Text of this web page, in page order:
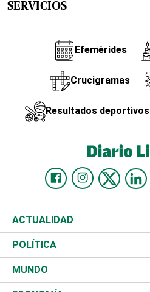
SERVICIOS
Efemérides
Crucigramas
Resultados deportivos
ACTUALIDAD
Nacional
Ciudad
POLÍTICA
Partidos
MUNDO